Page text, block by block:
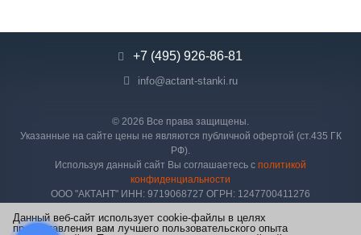
© 2026 Все права защищены.
Указанные на сайте цены не являются публичной офертой (ст.435 ГК
РФ).
Используя данный сайт Вы соглашаетесь с политикой
конфиденциальности
ООО "АКТАНТ" ИНН: 9719068727 ОГРН: 1247700411276
+7 (495) 926-86-81
info@actant-stanki.ru
Данный веб-сайт использует cookie-файлы в целях
предоставления вам лучшего пользовательского опыта